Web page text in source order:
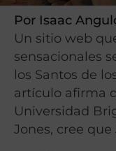
Por Isaac
Un sitio web
sensacionales
los Santos de
artículo afirma
Universidad
Jones, cree que